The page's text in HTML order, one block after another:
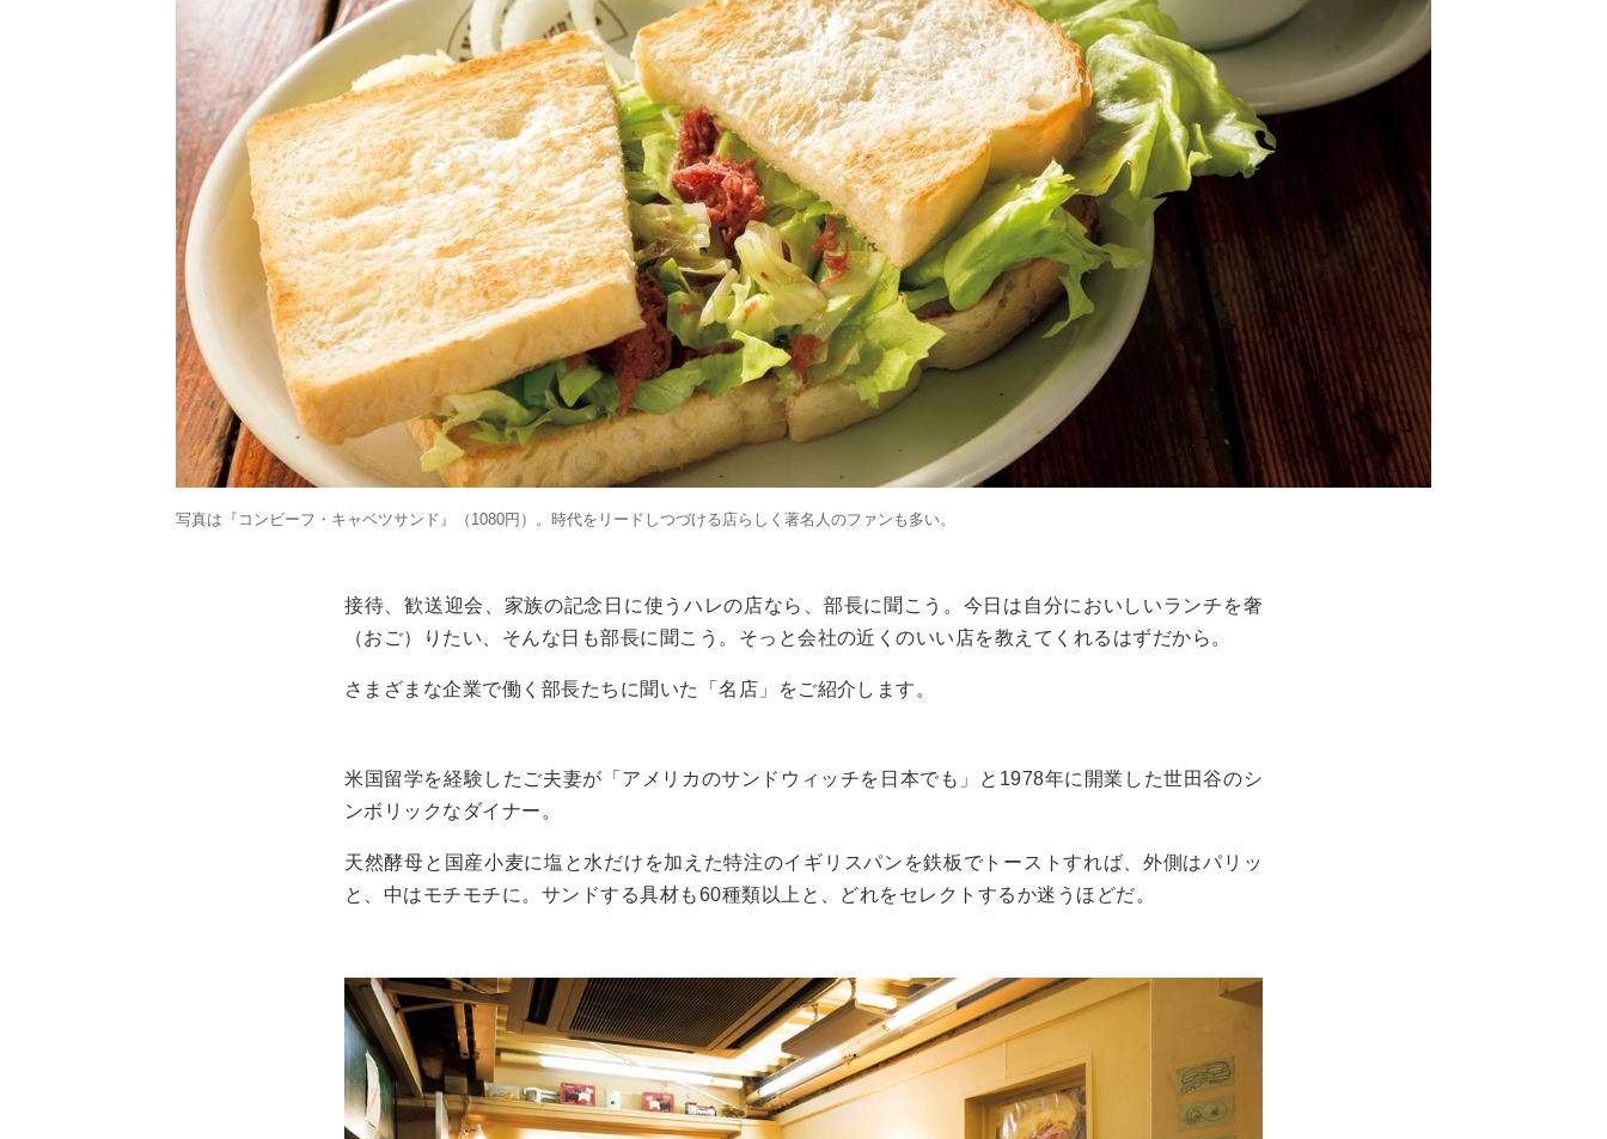
写真は『コンビーフ・キャベツサンド』（1080円）。時代をリードしつづける店らしく著名人のファンも多い。
接待、歓送迎会、家族の記念日に使うハレの店なら、部長に聞こう。今日は自分においしいランチを奢
（おご）りたい、そんな日も部長に聞こう。そっと会社の近くのいい店を教えてくれるはずだから。
さまざまな企業で働く部長たちに聞いた「名店」をご紹介します。
米国留学を経験したご夫妻が「アメリカのサンドウィッチを日本でも」と1978年に開業した世田谷のシ
ンボリックなダイナー。
天然酵母と国産小麦に塩と水だけを加えた特注のイギリスパンを鉄板でトーストすれば、外側はパリッ
と、中はモチモチに。サンドする具材も60種類以上と、どれをセレクトするか迷うほどだ。